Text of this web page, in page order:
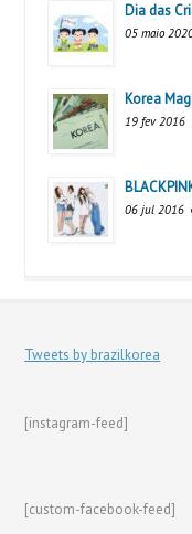
Dia das
05 maio
Korea
19 fev 2016
06 jul 2016
Tweets by brazilkorea
[instagram-feed]
[custom-facebook-feed]